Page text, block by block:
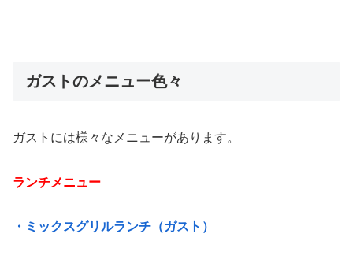
ガストのメニュー色々
ガストには様々なメニューがあります。
ランチメニュー
・ミックスグリルランチ（ガスト）